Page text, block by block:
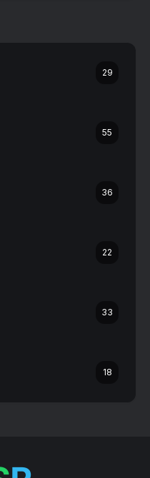
29
55
36
22
33
18